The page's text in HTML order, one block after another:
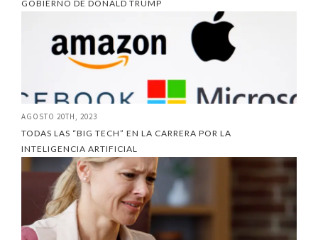
GOBIERNO DE DONALD TRUMP
AGOSTO 20TH, 2023
TODAS LAS “BIG TECH” EN LA CARRERA POR LA
INTELIGENCIA ARTIFICIAL